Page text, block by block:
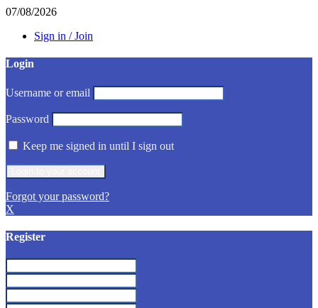
07/08/2026
Sign in / Join
Login
Username or email
Password
Keep me signed in until I sign out
Forgot your password?
X
Register